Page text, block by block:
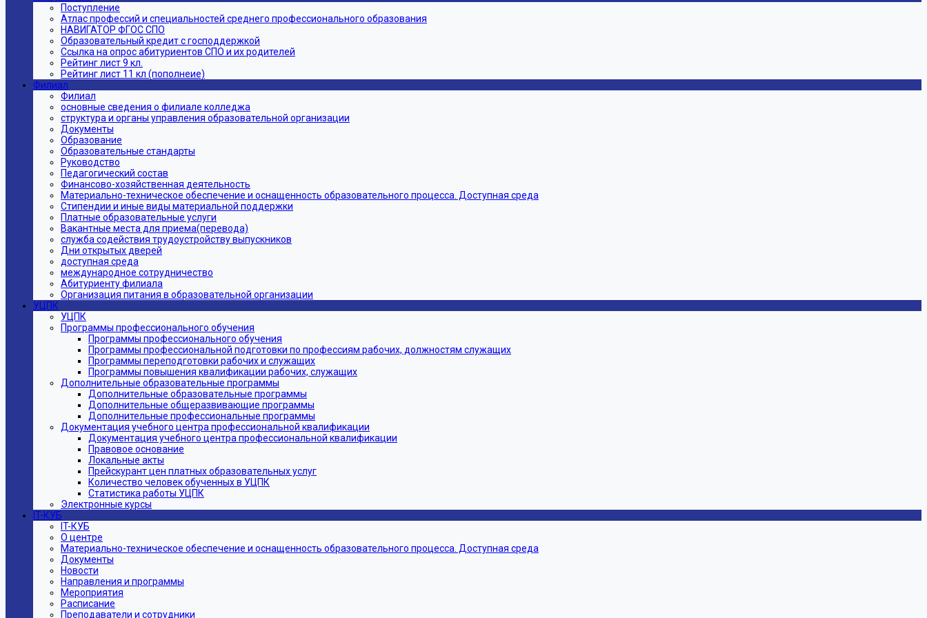
Поступление
Атлас профессий и специальностей среднего профессионального образования
НАВИГАТОР ФГОС СПО
Образовательный кредит с господдержкой
Ссылка на опрос абитуриентов СПО и их родителей
Рейтинг лист 9 кл.
Рейтинг лист 11 кл (пополнеие)
Филиал
Филиал
основные сведения о филиале колледжа
структура и органы управления образовательной организации
Документы
Образование
Образовательные стандарты
Руководство
Педагогический состав
Финансово-хозяйственная деятельность
Материально-техническое обеспечение и оснащенность образовательного процесса. Доступная среда
Стипендии и иные виды материальной поддержки
Платные образовательные услуги
Вакантные места для приема(перевода)
служба содействия трудоустройству выпускников
Дни открытых дверей
доступная среда
международное сотрудничество
Абитуриенту филиала
Организация питания в образовательной организации
УЦПК
УЦПК
Программы профессионального обучения
Программы профессионального обучения
Программы профессиональной подготовки по профессиям рабочих, должностям служащих
Программы переподготовки рабочих и служащих
Программы повышения квалификации рабочих, служащих
Дополнительные образовательные программы
Дополнительные образовательные программы
Дополнительные общеразвивающие программы
Дополнительные профессиональные программы
Документация учебного центра профессиональной квалификации
Документация учебного центра профессиональной квалификации
Правовое основание
Локальные акты
Прейскурант цен платных образовательных услуг
Количество человек обученных в УЦПК
Статистика работы УЦПК
Электронные курсы
IT-КУБ
IT-КУБ
О центре
Материально-техническое обеспечение и оснащенность образовательного процесса. Доступная среда
Документы
Новости
Направления и программы
Мероприятия
Расписание
Преподаватели и сотрудники